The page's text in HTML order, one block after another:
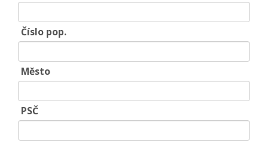
Číslo pop.
Město
PSČ